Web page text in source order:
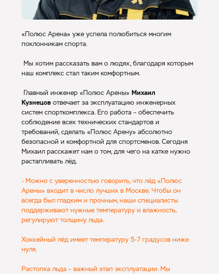
«Полюс Арена» уже успела полюбиться многим
поклонникам спорта.
Мы хотим рассказать вам о людях, благодаря которым
наш комплекс стал таким комфортным.
Главный инженер «Полюс Арены» Михаил
Кузнецов отвечает за эксплуатацию инженерных
систем спорткомплекса. Его работа – обеспечить
соблюдение всех технических стандартов и
требований, сделать «Полюс Арену» абсолютно
безопасной и комфортной для спортсменов. Сегодня
Михаил расскажет нам о том, для чего на катке нужно
растапливать лёд.
- Можно с уверенностью говорить, что лёд «Полюс
Арены» входит в число лучших в Москве. Чтобы он
всегда был гладким и прочным, наши специалисты
поддерживают нужные температуру и влажность,
регулируют толщину льда.
Хоккейный лёд имеет температуру 5-7 градусов ниже
нуля.
Растопка льда – важный этап эксплуатации. Мы